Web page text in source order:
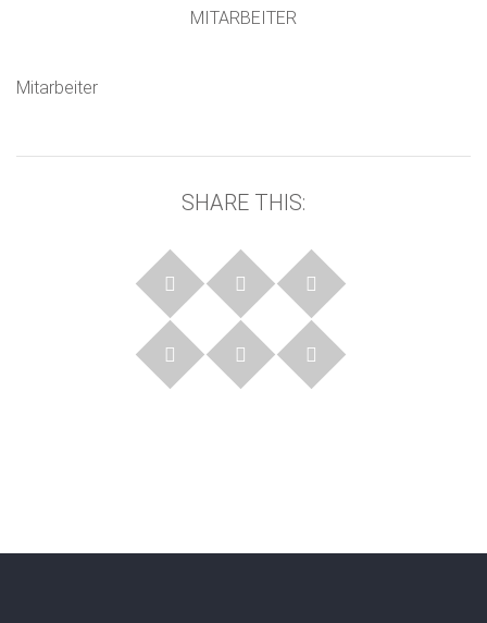
MITARBEITER
Mitarbeiter
SHARE THIS: